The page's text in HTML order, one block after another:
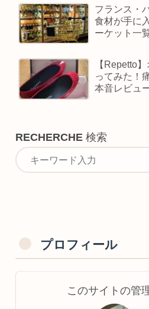
フランス・
食材が手に
ーケット一
【Repetto
ってみた！
本音レビュ
RECHERCHE 検索
プロフィール
このサイトの管